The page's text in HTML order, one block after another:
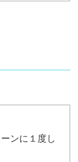
ンに１度し